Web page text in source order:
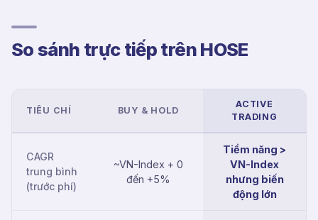
So sánh trực tiếp trên HOSE
TIÊU CHÍ BUY & HOLD
ACTIVE
TRADING
CAGR
trung bình
(trước phí)
~VN-Index + 0
đến +5%
Tiềm năng >
VN-Index
nhưng biến
động lớn